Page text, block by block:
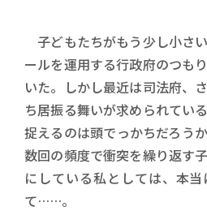
子どもたちがもう少し小さ
ールを運用する行政府のつも
いた。しかし最近は司法府、
ち居振る舞いが求められてい
捉えるのは頭でっかちだろう
数回の頻度で衝突を繰り返す
にしている私としては、本
て……。